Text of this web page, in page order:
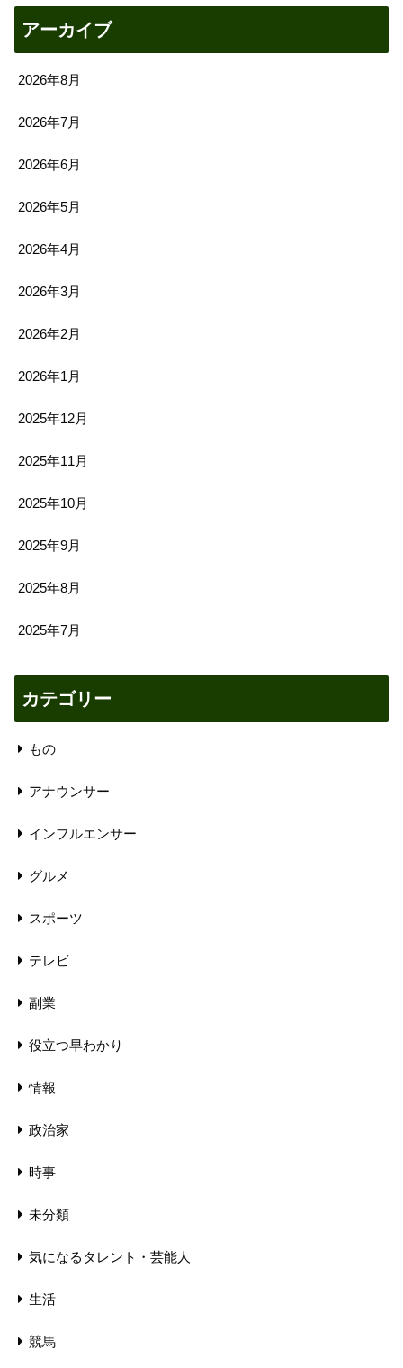
アーカイブ
2026年8月
2026年7月
2026年6月
2026年5月
2026年4月
2026年3月
2026年2月
2026年1月
2025年12月
2025年11月
2025年10月
2025年9月
2025年8月
2025年7月
カテゴリー
もの
アナウンサー
インフルエンサー
グルメ
スポーツ
テレビ
副業
役立つ早わかり
情報
政治家
時事
未分類
気になるタレント・芸能人
生活
競馬